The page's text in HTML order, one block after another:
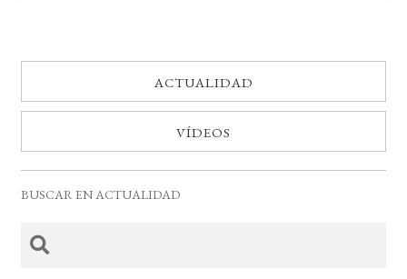
ACTUALIDAD
VÍDEOS
BUSCAR EN ACTUALIDAD